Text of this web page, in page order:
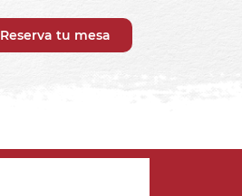
Reserva tu mesa